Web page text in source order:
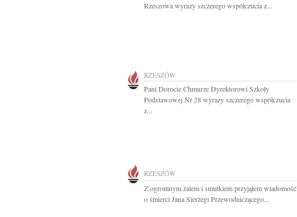
Rzeszowa wyrazy szczerego współczucia z...
RZESZÓW
Pani Dorocie Chmurze Dyrektorowi Szkoły
Podstawowej Nr 28 wyrazy szczerego współczucia
z...
RZESZÓW
Z ogromnym żalem i smutkiem przyjąłem wiadomość
o śmierci Jana Sierżegi Przewodniczącego...